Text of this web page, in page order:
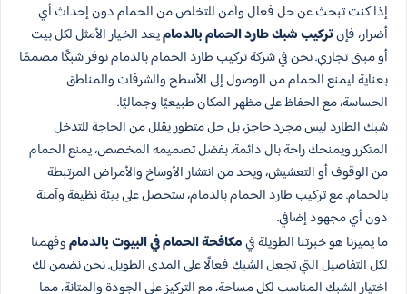
إذا كنت تبحث عن حل فعال وآمن للتخلص من الحمام دون إحداث أي
أضرار، فإنتركيب شبك طارد الحمام بالدماميعد الخيار الأمثل لكل بيت
أو مبنى تجاري. نحن في شركة تركيب طارد الحمام بالدمام نوفر شبكًا مصممًا
بعناية ليمنع الحمام من الوصول إلى الأسطح والشرفات والمناطق
الحساسة، مع الحفاظ على مظهر المكان طبيعيًا وجماليًا.
شبك الطارد ليس مجرد حاجز، بل حل متطور يقلل من الحاجة للتدخل
المتكرر ويمنحك راحة بال دائمة. بفضل تصميمه المخصص، يمنع الحمام
من الوقوف أو التعشيش، ويحد من انتشار الأوساخ والأمراض المرتبطة
بالحمام. مع تركيب طارد الحمام بالدمام، ستحصل على بيئة نظيفة وآمنة
دون أي مجهود إضافي.
ما يميزنا هو خبرتنا الطويلة فيمكافحة الحمام في البيوت بالدماموفهمنا
لكل التفاصيل التي تجعل الشبك فعالًا على المدى الطويل. نحن نضمن لك
اختيار الشبك المناسب لكل مساحة، مع التركيز على الجودة والمتانة، مما